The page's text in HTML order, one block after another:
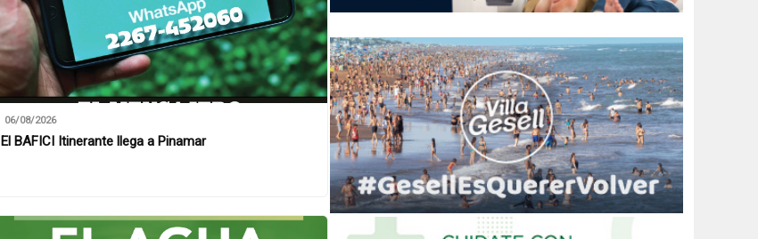
06/08/2026
El BAFICI Itinerante llega a Pinamar